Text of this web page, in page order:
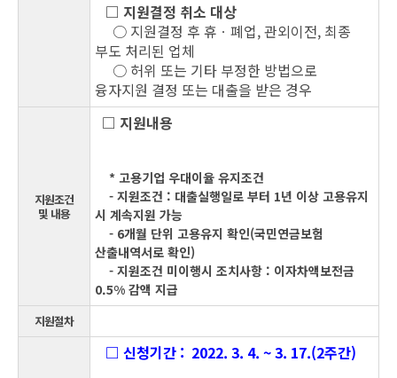
□ 지원결정 취소 대상
○ 지원결정 후 휴ㆍ폐업, 관외이전, 최종
부도 처리된 업체
○ 허위 또는 기타 부정한 방법으로
융자지원 결정 또는 대출을 받은 경우
지원조건
및 내용
□ 지원내용
* 고용기업 우대이율 유지조건
- 지원조건 : 대출실행일로 부터 1년 이상 고용유지
시 계속지원 가능
- 6개월 단위 고용유지 확인(국민연금보험
산출내역서로 확인)
- 지원조건 미이행시 조치사항 : 이자차액보전금
0.5% 감액 지급
지원절차
□ 신청기간 : 2022. 3. 4. ~ 3. 17.(2주간)